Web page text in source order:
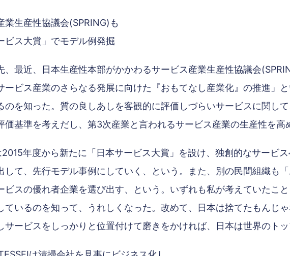
業生産性協議会(SPRING)も
ビス大賞」でモデル例発掘
、最近、日本生産性本部がかかわるサービス産業生産性協議会
ービス産業のさらなる発展に向けた『おもてなし産業化』の推進」
のを知った。質の良しあしを客観的に評価しづらいサービスに関し
価基準を考えだし、第3次産業と言われるサービス産業の生産性を高
2015年度から新たに「日本サービス大賞」を設け、独創的なサービ
して、先行モデル事例にしていく、という。また、別の民間組織も
ビスの優れ者企業を選び出す、という。いずれも私が考えていたこ
ているのを知って、うれしくなった。改めて、日本は捨てたもんじ
サービスをしっかりと位置付けて磨きをかければ、日本は世界のト